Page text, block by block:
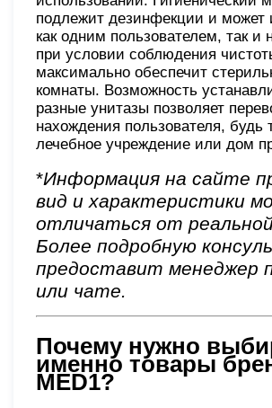
подлежит дезинфекции и может
как одним пользователем, так и
при условии соблюдения
максимально обеспечит
комнаты. Возможность
разные унитазы позволяет
нахождения пользователя, будь
лечебное учреждение или дом
*Информация на сайте
вид и характеристики
отличаться от
Более подробную
предоставит менеджер
или чате.
Почему нужно
именно товары
MED1?